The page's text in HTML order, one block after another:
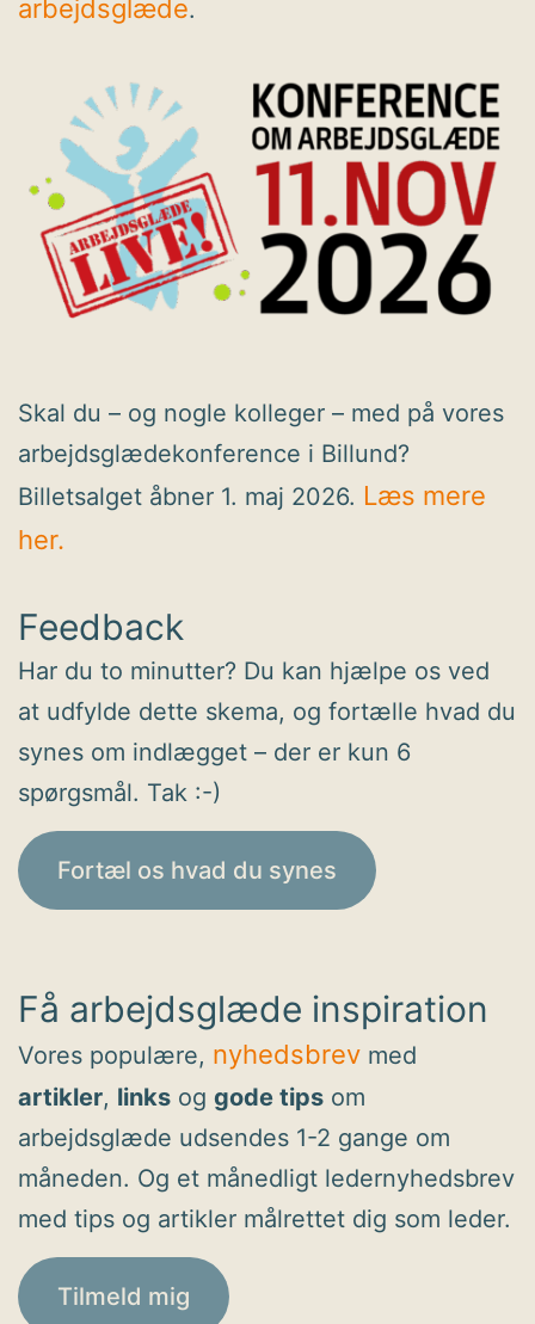
arbejdsglæde.
Skal du – og nogle kolleger – med på vores
arbejdsglædekonference i Billund?
Billetsalget åbner 1. maj 2026. Læs mere
her.
Feedback
Har du to minutter? Du kan hjælpe os ved
at udfylde dette skema, og fortælle hvad du
synes om indlægget – der er kun 6
spørgsmål. Tak :-)
Fortæl os hvad du synes
Få arbejdsglæde inspiration
Vores populære, nyhedsbrev med
artikler, links og gode tips om
arbejdsglæde udsendes 1-2 gange om
måneden. Og et månedligt ledernyhedsbrev
med tips og artikler målrettet dig som leder.
Tilmeld mig